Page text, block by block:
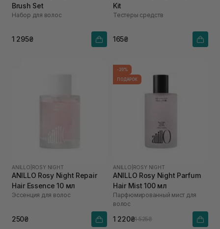
Brush Set
Набор для волос
1 295₴
Kit
Тестеры средств
165₴
ANILLO ROSY NIGHT
ANILLO Rosy Night Repair
Hair Essence 10 мл
Эссенция для волос
250₴
-20%
ПОДАРОК
ANILLO ROSY NIGHT
ANILLO Rosy Night Parfum
Hair Mist 100 мл
Парфюмированный мист для
волос
1 220₴1 525₴